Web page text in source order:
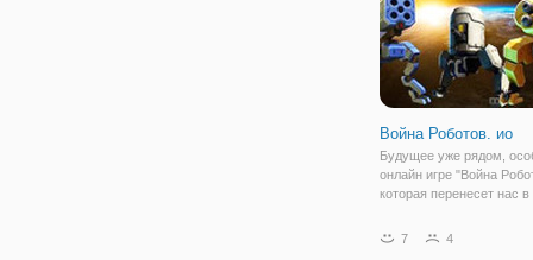
Война Роботов. ио
Будущее уже рядом,
онлайн игре "Война
которая перенесет нас в
В игре вы будете
7 4